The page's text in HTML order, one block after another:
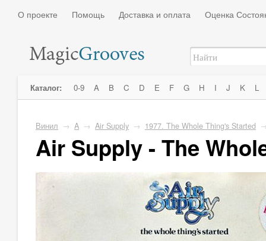
О проекте Помощь Доставка и оплата Оценка
Каталог: 0-9 A B C D E F G H I J K L
Винил → A → Air Supply → 1977. The Whole Thing's Started
Air Supply - The